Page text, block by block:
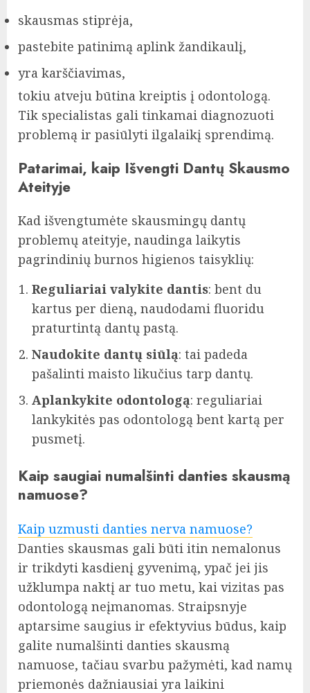
skausmas stiprėja,
pastebite patinimą aplink žandikaulį,
yra karščiavimas,
tokiu atveju būtina kreiptis į odontologą.
Tik specialistas gali tinkamai diagnozuoti
problemą ir pasiūlyti ilgalaikį sprendimą.
Patarimai, kaip Išvengti Dantų Skausmo
Ateityje
Kad išvengtumėte skausmingų dantų
problemų ateityje, naudinga laikytis
pagrindinių burnos higienos taisyklių:
Reguliariai valykite dantis: bent du
kartus per dieną, naudodami fluoridu
praturtintą dantų pastą.
Naudokite dantų siūlą: tai padeda
pašalinti maisto likučius tarp dantų.
Aplankykite odontologą: reguliariai
lankykitės pas odontologą bent kartą per
pusmetį.
Kaip saugiai numalšinti danties skausmą
namuose?
Kaip uzmusti danties nerva namuose?
Danties skausmas gali būti itin nemalonus
ir trikdyti kasdienį gyvenimą, ypač jei jis
užklumpa naktį ar tuo metu, kai vizitas pas
odontologą neįmanomas. Straipsnyje
aptarsime saugius ir efektyvius būdus, kaip
galite numalšinti danties skausmą
namuose, tačiau svarbu pažymėti, kad namų
priemonės dažniausiai yra laikini